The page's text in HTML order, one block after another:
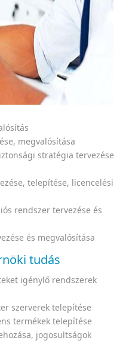
megvalósítása
stratégia tervezése
telepítése, licencelési
rendszer tervezése és
és megvalósítása
tudás
igénylő rendszerek
szerverek telepítése
termékek telepítése
jogosultságok